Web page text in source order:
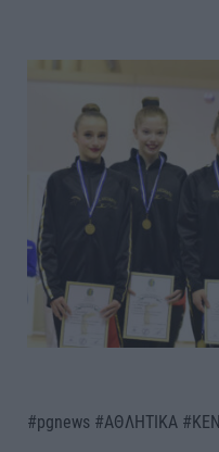
#pgnews #ΑΘΛΗΤΙΚΑ